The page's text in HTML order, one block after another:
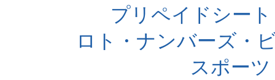
プリペイドシー
ロト・ナンバーズ・
スポー